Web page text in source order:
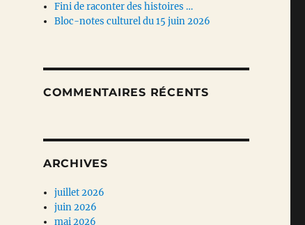
Fini de raconter des histoires …
Bloc-notes culturel du 15 juin 2026
COMMENTAIRES RÉCENTS
ARCHIVES
juillet 2026
juin 2026
mai 2026